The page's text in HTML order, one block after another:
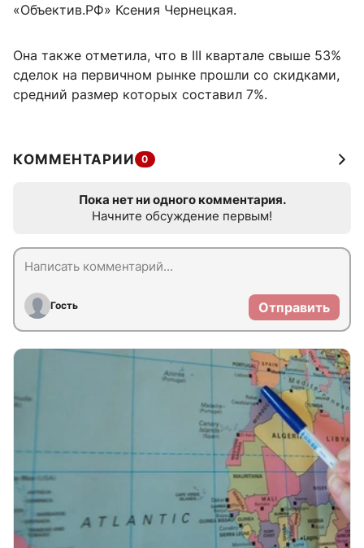
«Объектив.РФ» Ксения Чернецкая.
Она также отметила, что в III квартале свыше 53%
сделок на первичном рынке прошли со скидками,
средний размер которых составил 7%.
КОММЕНТАРИИ 0
Пока нет ни одного комментария.
Начните обсуждение первым!
Гость Отправить